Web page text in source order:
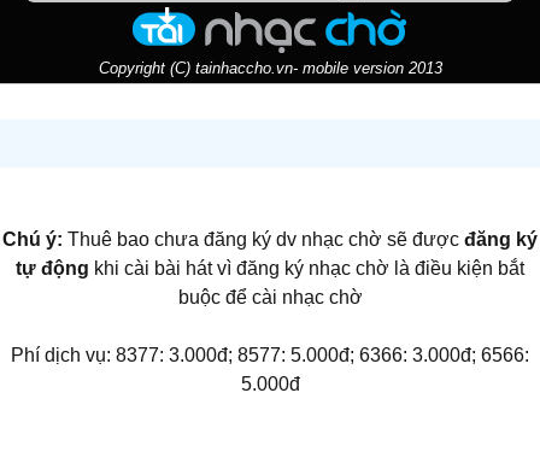
Copyright (C) tainhaccho.vn- mobile version 2013
Chú ý: Thuê bao chưa đăng ký dv nhạc chờ sẽ được đăng ký
tự động khi cài bài hát vì đăng ký nhạc chờ là điều kiện bắt
buộc để cài nhạc chờ
Phí dịch vụ: 8377: 3.000đ; 8577: 5.000đ; 6366: 3.000đ; 6566:
5.000đ